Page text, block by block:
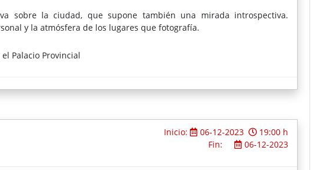
sobre la ciudad, que supone también una mirada introspectiva.
y la atmósfera de los lugares que fotografía.
Palacio Provincial
Inicio: 06-12-2023
19:00 h
Fin:
06-12-2023